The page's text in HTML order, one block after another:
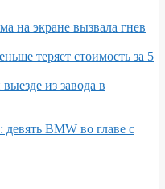
на экране вызвала гнев
теряет стоимость за 5
из завода в
девять BMW во главе с